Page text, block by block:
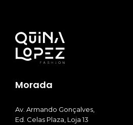
Morada
Av. Armando Gonçalves,
Ed. Celas Plaza, Loja 13